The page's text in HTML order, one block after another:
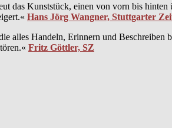
Kunststück, einen von vorn bis hinten
Hans Jörg Wangner, Stuttgarter
alles Handeln, Erinnern und
Fritz Göttler, SZ